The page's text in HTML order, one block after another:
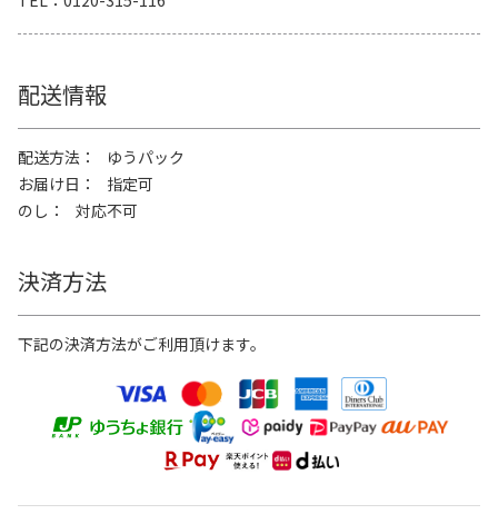
配送情報
配送方法
ゆうパック
お届け日
指定可
のし
対応不可
決済方法
下記の決済方法がご利用頂けます。